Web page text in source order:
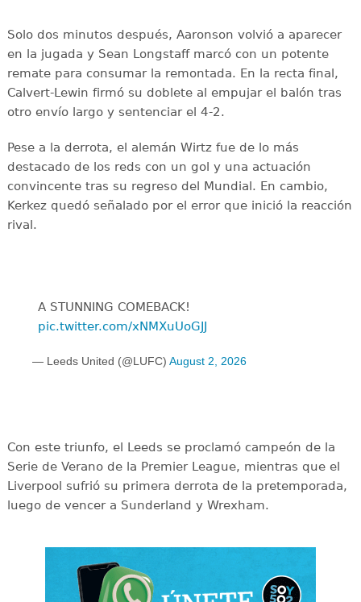
Solo dos minutos después, Aaronson volvió a aparecer
en la jugada y Sean Longstaff marcó con un potente
remate para consumar la remontada. En la recta final,
Calvert-Lewin firmó su doblete al empujar el balón tras
otro envío largo y sentenciar el 4-2.
Pese a la derrota, el alemán Wirtz fue de lo más
destacado de los reds con un gol y una actuación
convincente tras su regreso del Mundial. En cambio,
Kerkez quedó señalado por el error que inició la reacción
rival.
A STUNNING COMEBACK!
pic.twitter.com/xNMXuUoGJJ
— Leeds United (@LUFC) August 2, 2026
Con este triunfo, el Leeds se proclamó campeón de la
Serie de Verano de la Premier League, mientras que el
Liverpool sufrió su primera derrota de la pretemporada,
luego de vencer a Sunderland y Wrexham.